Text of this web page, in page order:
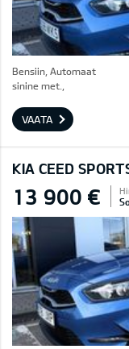
Bensiin, Automaat
sinine met.,
VAATA
KIA CEED
13 900 €